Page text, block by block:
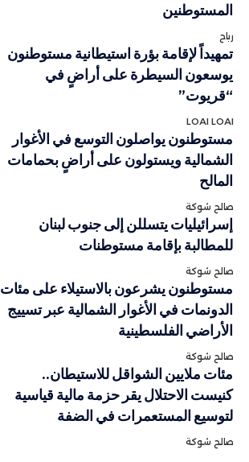
المستوطنين
رباح
تمهيداً لإقامة بؤرة استيطانية مستوطنون
يوسعون السيطرة على أراضٍ في
“قريوت”
LOAI LOAI
مستوطنون يواصلون التوسع في الأغوار
الشمالية ويستولون على أراضٍ بحمامات
المالح
صالح شوكة
إسرائيليات يتسللن إلى جنوب لبنان
للمطالبة بإقامة مستوطنات
صالح شوكة
مستوطنون يشرعون بالاستيلاء على مئات
الدونمات في الأغوار الشمالية عبر تسييج
الأراضي الفلسطينية
صالح شوكة
مئات ملايين الشواقل للاستيطان..
كنيست الاحتلال يقر حزمة مالية قياسية
لتوسيع المستعمرات في الضفة
صالح شوكة